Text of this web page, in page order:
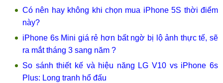
Có nên hay không khi chọn mua iPhone 5S thời điểm
này?
iPhone 6s Mini giá rẻ hơn bất ngờ bị lộ ảnh thực tế, sẽ
ra mắt tháng 3 sang năm ?
So sánh thiết kế và hiệu năng LG V10 vs iPhone 6s
Plus: Long tranh hổ đấu